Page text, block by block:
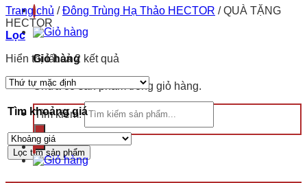
Giỏ hàng
Chưa có sản phẩm trong giỏ hàng.
Tìm kiếm:
Trang chủ / Đông Trùng Hạ Thảo HECTOR /QUÀ TẶNG
HECTOR
Lọc
Hiển thị tất cả 2 kết quả
Tìm khoảng giá
Lọc tìm sản phẩm